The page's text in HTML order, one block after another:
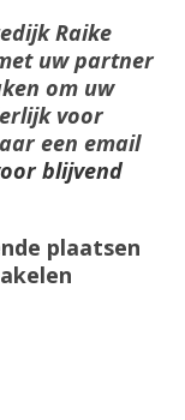
Raike
uw partner
om uw
voor
een email
blijvend
plaatsen